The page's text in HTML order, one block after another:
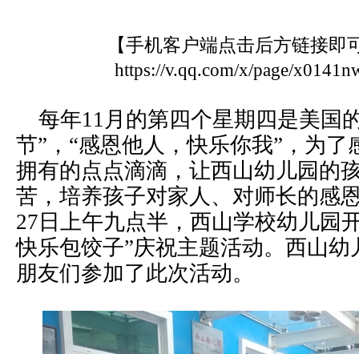
【手机客户端点击后方链接即
https://v.qq.com/x/page/
每年11月的第四个星期四是美国
节”，“感恩他人，快乐你我”，为
拥有的点点滴滴，让西山幼儿园的
苦，培养孩子对家人、对师长的感
27日上午九点半，西山学校幼儿园
快乐包饺子”庆祝主题活动。西山
朋友们参加了此次活动。